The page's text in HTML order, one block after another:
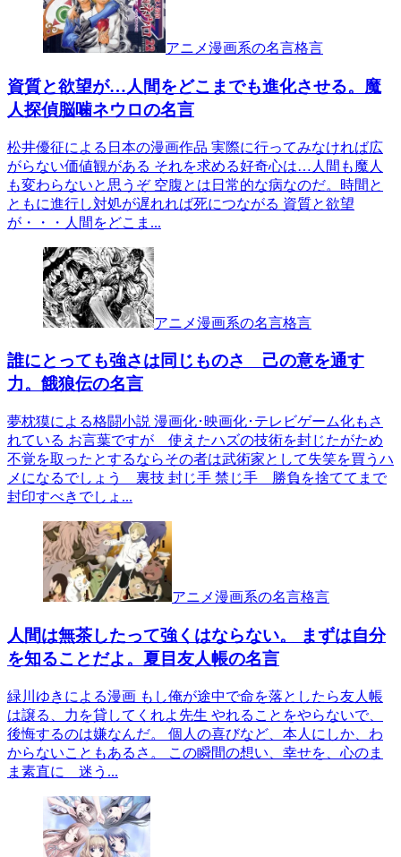
アニメ漫画系の名言格言
資質と欲望が…人間をどこまでも進化させる。魔
人探偵脳噛ネウロの名言
松井優征による日本の漫画作品 実際に行ってみなければ広
がらない価値観がある それを求める好奇心は…人間も魔人
も変わらないと思うぞ 空腹とは日常的な病なのだ。時間と
ともに進行し対処が遅れれば死につながる 資質と欲望
が・・・人間をどこま...
アニメ漫画系の名言格言
誰にとっても強さは同じものさ 己の意を通す
力。餓狼伝の名言
夢枕獏による格闘小説 漫画化･映画化･テレビゲーム化もさ
れている お言葉ですが 使えたハズの技術を封じたがため
不覚を取ったとするならその者は武術家として失笑を買うハ
メになるでしょう 裏技 封じ手 禁じ手 勝負を捨ててまで
封印すべきでしょ...
アニメ漫画系の名言格言
人間は無茶したって強くはならない。 まずは自分
を知ることだよ。夏目友人帳の名言
緑川ゆきによる漫画 もし俺が途中で命を落としたら友人帳
は譲る、力を貸してくれよ先生 やれることをやらないで、
後悔するのは嫌なんだ。 個人の喜びなど、本人にしか、わ
からないこともあるさ。 この瞬間の想い、幸せを、心のま
ま素直に 迷う...